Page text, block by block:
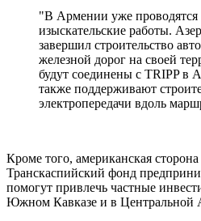
"В Армении уже
изыскательские работы.
завершил строительство
железной дорог на своей
будут соединены с TRIPP в
также поддерживают
электропередачи вдоль
Кроме того, американская
Транскаспийский фонд
помогут привлечь частные
Южном Кавказе и в Центральной